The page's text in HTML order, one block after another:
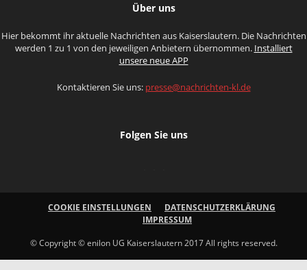
Über uns
Hier bekommt ihr aktuelle Nachrichten aus Kaiserslautern. Die Nachrichten
werden 1 zu 1 von den jeweiligen Anbietern übernommen. Installiert
unsere neue APP
Kontaktieren Sie uns: presse@nachrichten-kl.de
Folgen Sie uns
COOKIE EINSTELLUNGEN
DATENSCHUTZERKLÄRUNG
IMPRESSUM
© Copyright © enilon UG Kaiserslautern 2017 All rights reserved.